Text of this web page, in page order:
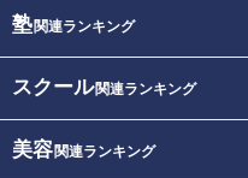
塾関連ランキング
スクール関連ランキング
美容関連ランキング